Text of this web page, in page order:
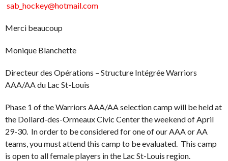
sab_hockey@hotmail.com
Merci beaucoup
Monique Blanchette
Directeur des Opérations – Structure Intégrée Warriors
AAA/AA du Lac St-Louis
Phase 1 of the Warriors AAA/AA selection camp will be held at
the Dollard-des-Ormeaux Civic Center the weekend of April
29-30. In order to be considered for one of our AAA or AA
teams, you must attend this camp to be evaluated. This camp
is open to all female players in the Lac St-Louis region.